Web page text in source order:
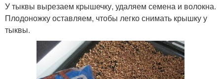
У тыквы вырезаем крышечку, удаляем семена и волокна.
Плодоножку оставляем, чтобы легко снимать крышку у
тыквы.